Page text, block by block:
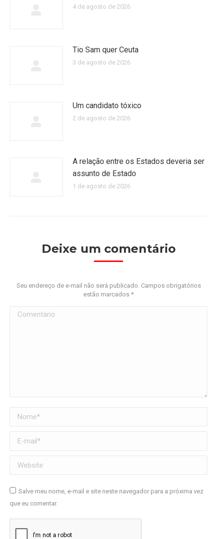
4 de agosto de 2026
Tio Sam quer Ceuta
3 de agosto de 2026
Um candidato tóxico
2 de agosto de 2026
A relação entre os Estados deveria ser
assunto de Estado
1 de agosto de 2026
Deixe um comentário
Seu endereço de e-mail não será publicado. Campos obrigatórios
estão marcados *
Comentário
Nome *
E-mail *
Website
Salve meu nome, e-mail e site neste navegador para a próxima vez
que eu comentar.